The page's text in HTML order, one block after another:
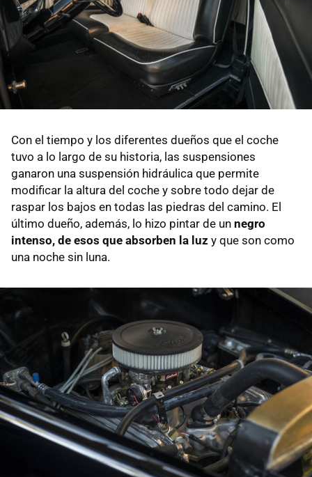
Con el tiempo y los diferentes dueños que el coche
tuvo a lo largo de su historia, las suspensiones
ganaron una suspensión hidráulica que permite
modificar la altura del coche y sobre todo dejar de
raspar los bajos en todas las piedras del camino. El
último dueño, además, lo hizo pintar de un negro
intenso, de esos que absorben la luz y que son como
una noche sin luna.